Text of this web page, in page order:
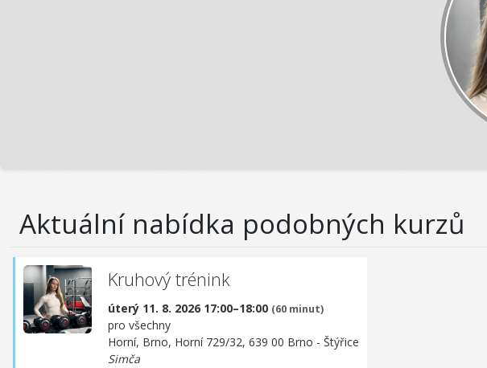
Aktuální nabídka podobných kurzů
Kruhový trénink
úterý 11. 8. 2026 17:00–18:00 (60 minut)
pro všechny
Horní, Brno, Horní 729/32, 639 00 Brno - Štýřice
Simča